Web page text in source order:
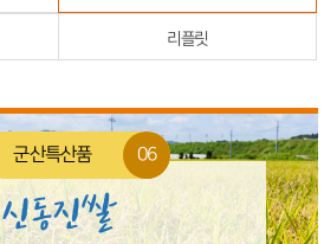
리플릿
군산특산품 06
신동진쌀